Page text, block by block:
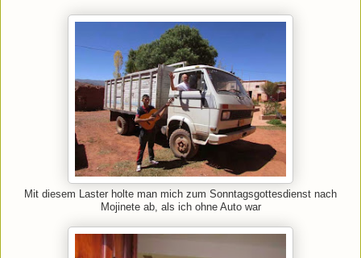
Mit diesem Laster holte man mich zum Sonntagsgottesdienst nach
Mojinete ab, als ich ohne Auto war